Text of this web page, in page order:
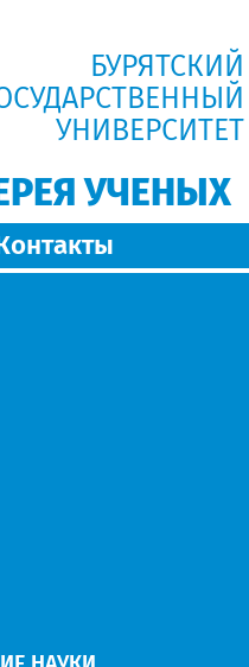
БУРЯТСКИЙ
УНИВЕРСИТЕТ
УЧЕНЫХ